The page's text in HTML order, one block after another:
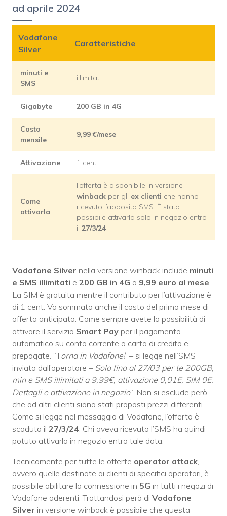
ad aprile 2024
Vodafone
Silver
Caratteristiche
minuti e
SMS
illimitati
Gigabyte 200 GB in 4G
Costo
mensile
9,99 €/mese
Attivazione 1 cent
Come
attivarla
l’offerta è disponibile in versione
winback per gli ex clienti che hanno
ricevuto l’apposito SMS. È stato
possibile attivarla solo in negozio entro
il 27/3/24
Vodafone Silver nella versione winback include minuti
e SMS illimitati e 200 GB in 4G a 9,99 euro al mese.
La SIM è gratuita mentre il contributo per l’attivazione è
di 1 cent. Va sommato anche il costo del primo mese di
offerta anticipato. Come sempre avete la possibilità di
attivare il servizio Smart Pay per il pagamento
automatico su conto corrente o carta di credito e
prepagate. “Torna in Vodafone! – si legge nell’SMS
inviato dall’operatore – Solo fino al 27/03 per te 200GB,
min e SMS illimitati a 9,99€, attivazione 0,01E, SIM 0E.
Dettagli e attivazione in negozio“. Non si esclude però
che ad altri clienti siano stati proposti prezzi differenti.
Come si legge nel messaggio di Vodafone, l’offerta è
scaduta il 27/3/24. Chi aveva ricevuto l’SMS ha quindi
potuto attivarla in negozio entro tale data.
Tecnicamente per tutte le offerte operator attack,
ovvero quelle destinate ai clienti di specifici operatori, è
possibile abilitare la connessione in 5G in tutti i negozi di
Vodafone aderenti. Trattandosi però di Vodafone
Silver in versione winback è possibile che questa